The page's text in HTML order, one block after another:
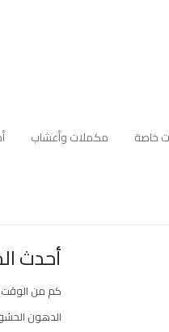
خاصة مكملات وأعشاب
أحدث
كم من الوقت
الدهون